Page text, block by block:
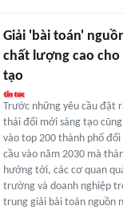
Giải 'bài toán'
chất lượng cao cho
tạo
Trước những yêu cầu đặt
thái đổi mới sáng tạo
vào top 200 thành phố
cầu vào năm 2030 mà
hướng tới, các cơ quan
trường và doanh nghiệp
trung giải bài toán nguồn